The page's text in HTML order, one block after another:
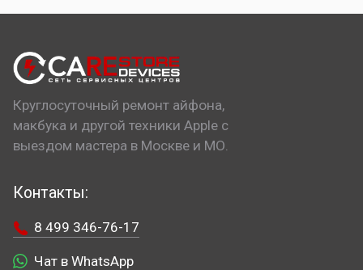
Круглосуточный ремонт айфона,
макбука и другой техники Apple с
выездом мастера в Москве и МО.
Контакты:
8 499 346-76-17
Чат в WhatsApp